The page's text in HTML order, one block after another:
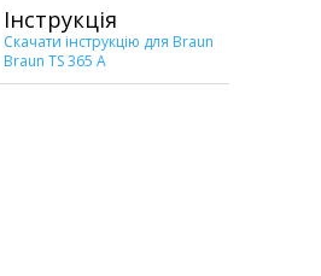
Інструкція
Скачати інструкцію для Braun
Braun TS 365 A